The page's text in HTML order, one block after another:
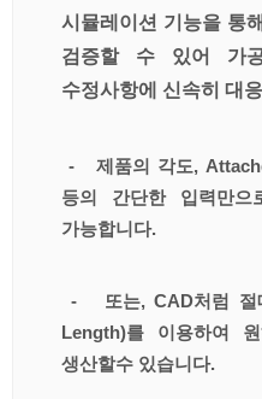
시뮬레이션 기능을 통
검증할 수 있어 가
수정사항에 신속히 대
- 제품의 각도,
등의 간단한 입력만
가능합니다.
- 또는, CAD처럼 절
Length)를 이용하여
생산할수 있습니다.